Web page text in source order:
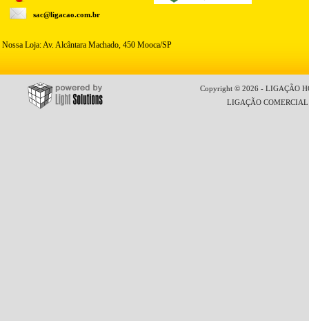
sac@ligacao.com.br
Nossa Loja: Av. Alcântara Machado, 450 Mooca/SP
Copyright © 2026 - LIGAÇÃO
LIGAÇÃO